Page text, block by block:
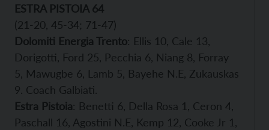
ESTRA PISTOIA 64
(21-20, 45-34; 71-47)
Dolomiti Energia Trento: Ellis 10, Cale 13,
Dorigotti, Ford 25, Pecchia 6, Niang 8, Forray
5, Mawugbe 6, Lamb 5, Bayehe N.E, Zukauskas
9. Coach Galbiati.
Estra Pistoia: Benetti 6, Della Rosa 1, Ceron 4,
Paschall 16, Agostini N.E, Kemp 12, Cooke Jr 1,